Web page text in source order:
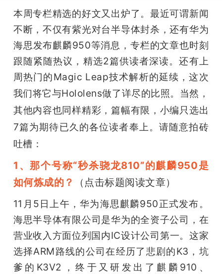
公
开
课
活
中
心
本周专栏精选的好文又出炉了。最近可谓新闻
不断，不仅有紫光对台半导体封杀，还有华为
海思发布麒麟950等消息，专栏的文章也时刻
跟随紧随热议，精选2篇供读者深读。还有上
周热门的Magic Leap技术解析的延续，这次
我们将它与Hololens做了详尽的比照。 当然，
其他内容也同样精彩，篇幅有限，小编只选出
7篇为期待已久的各位读者奉上。请随意拍砖
吐槽：
1、那个号称“秒杀骁龙810”的麒麟950是
如何炼成的？
（点击标题阅读文章）
11月5日上午，华为海思麒麟950正式发布。
海思半导体有限公司是华为的全资子公司，在
营业收入方面位列国内IC设计公司第一。这家
选择ARM路线的公司在经历了悲剧的K3，坑
爹的K3V2，终于又研发出了麒麟910、